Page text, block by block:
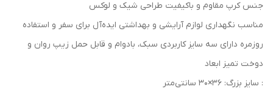
جنس کرپ مقاوم و باکیفیت طراحی شیک و لوکس
مناسب نگهداری لوازم آرایشی و بهداشتی ایده‌آل برای سفر و استفاده
روزمره دارای سه سایز کاربردی سبک، بادوام و قابل حمل زیپ روان و
دوخت تمیز ابعاد
: سایز بزرگ: 36×30 سانتی‌متر